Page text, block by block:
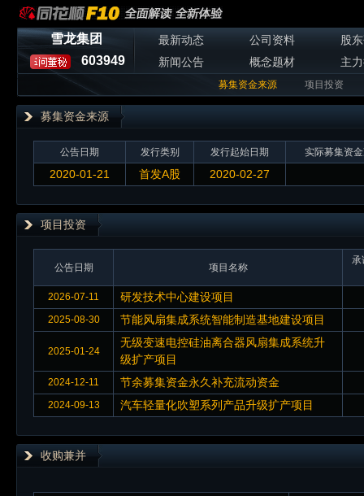
雪龙集团
603949
最新动态 公司资料
股
新闻公告
概念题材 主
募集资金来源 项目投资
募集资金来源
公告日期 发行类别 发行起始日期 实际募集资
2020-01-21 首发A股 2020-02-27
项目投资
公告日期 项目名称
承
2026-07-11 研发技术中心建设项目
2025-08-30 节能风扇集成系统智能制造基地建设项目
2025-01-24
无级变速电控硅油离合器风扇集成系统升
级扩产项目
2024-12-11 节余募集资金永久补充流动资金
2024-09-13 汽车轻量化吹塑系列产品升级扩产项目
收购兼并